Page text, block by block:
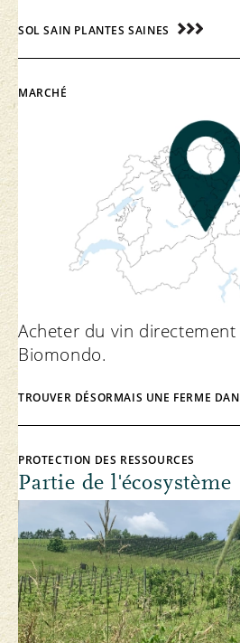
SOL SAIN PLANTES SAINES
MARCHÉ
Acheter du vin
Biomondo.
TROUVER DÉSORMAIS UNE FERME
PROTECTION DES RESSOURCES
Partie de l'écosystème